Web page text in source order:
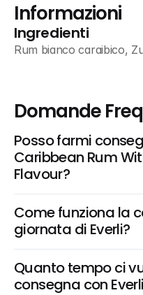
Informazioni
Ingredienti
Rum bianco caraibico,
Domande
Posso farmi
Caribbean Rum
Flavour?
Come funziona la
giornata di Everli?
Quanto tempo ci
consegna con